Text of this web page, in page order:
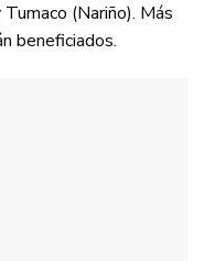
(Nariño). Más
beneficiados.